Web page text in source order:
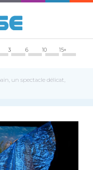
3 6 10 15+
un spectacle délicat,